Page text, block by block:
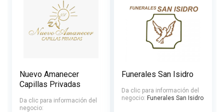
Nuevo Amanecer
Capillas Privadas
Da clic para información del
negocio:
Funerales San Isidro
Da clic para información del
negocio: Funerales San Isidro